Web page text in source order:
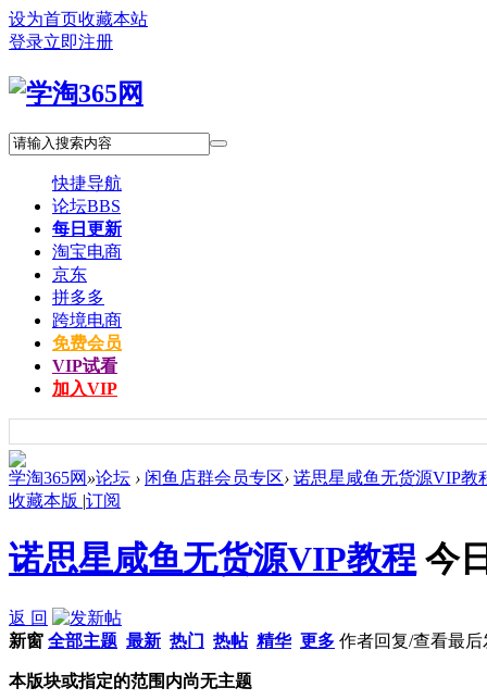
设为首页收藏本站
登录立即注册
快捷导航
论坛BBS
每日更新
淘宝电商
京东
拼多多
跨境电商
免费会员
VIP试看
加入VIP
学淘365网 »论坛 › 闲鱼店群会员专区› 诺思星咸鱼无货源VIP教
收藏本版 |订阅
诺思星咸鱼无货源VIP教程 今
返 回
新窗 全部主题 最新 热门 热帖 精华 更多 作者回复/查看最后
本版块或指定的范围内尚无主题